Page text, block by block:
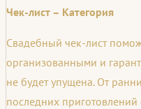
Чек-лист – Категория
Свадебный чек-лист
организованными и
не будет упущена. От
последних